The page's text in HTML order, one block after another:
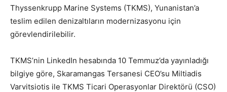
Thyssenkrupp Marine Systems (TKMS), Yunanistan’a
teslim edilen denizaltıların modernizasyonu için
görevlendirilebilir.
TKMS’nin LinkedIn hesabında 10 Temmuz’da yayınladığı
bilgiye göre, Skaramangas Tersanesi CEO’su Miltiadis
Varvitsiotis ile TKMS Ticari Operasyonlar Direktörü (CSO)